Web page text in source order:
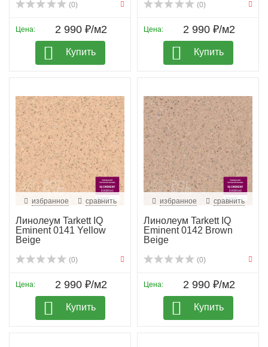
(0)
Цена: 2 990 ₽/м2
Купить
(0)
Цена: 2 990 ₽/м2
Купить
избранное сравнить
Линолеум Tarkett IQ
Eminent 0141 Yellow
Beige
(0)
Цена: 2 990 ₽/м2
Купить
избранное сравнить
Линолеум Tarkett IQ
Eminent 0142 Brown
Beige
(0)
Цена: 2 990 ₽/м2
Купить